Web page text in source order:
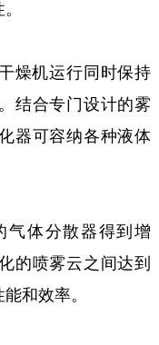
机运行同时保持
结合专门设计的雾
器可容纳各种液体
气体分散器得到增
的喷雾云之间达到
和效率。